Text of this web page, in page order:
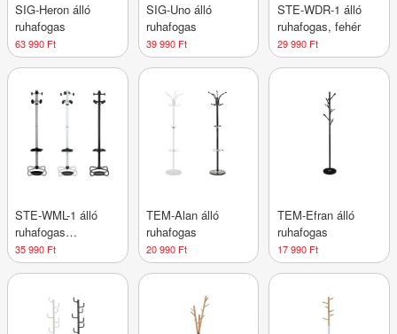
SIG-Heron álló
ruhafogas
63 990 Ft
SIG-Uno álló
ruhafogas
39 990 Ft
STE-WDR-1 álló
ruhafogas, fehér
29 990 Ft
STE-WML-1 álló
ruhafogas
esernyőtartóval
35 990 Ft
TEM-Alan álló
ruhafogas
20 990 Ft
TEM-Efran álló
ruhafogas
17 990 Ft